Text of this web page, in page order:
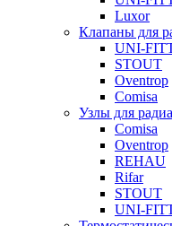
Luxor
Клапаны для
UNI-
STOUT
Oventrop
Comisa
Узлы для
Comisa
Oventrop
REHAU
Rifar
STOUT
UNI-